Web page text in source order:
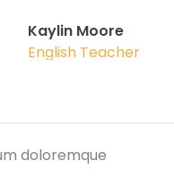
Kaylin Moore
English Teacher
doloremque